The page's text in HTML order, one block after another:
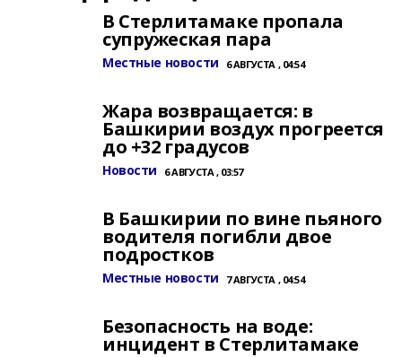
В Стерлитамаке пропала
супружеская пара
Местные новости 6 АВГУСТА , 04:54
Жара возвращается: в
Башкирии воздух прогреется
до +32 градусов
Новости 6 АВГУСТА , 03:57
В Башкирии по вине пьяного
водителя погибли двое
подростков
Местные новости 7 АВГУСТА , 04:54
Безопасность на воде:
инцидент в Стерлитамаке